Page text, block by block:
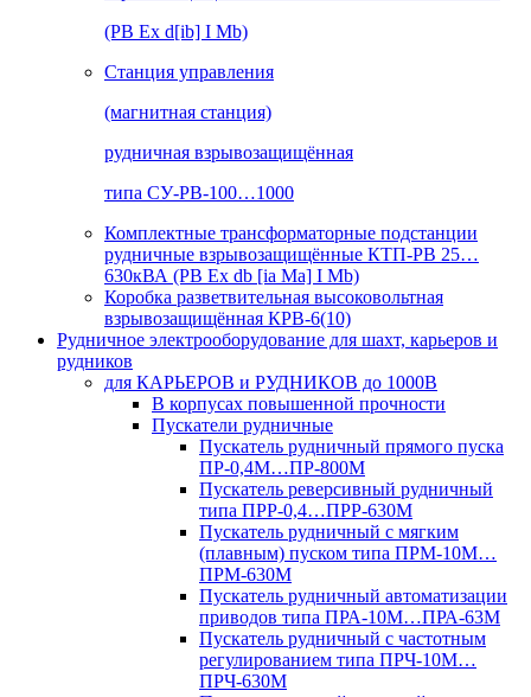
(РВ Ex d[ib] I Mb)
Станция управления
(магнитная станция)
рудничная взрывозащищённая
типа СУ-РВ-100…1000
Комплектные трансформаторные подстанции
рудничные взрывозащищённые КТП-РВ 25…
630кВА (РВ Ex db [ia Ma] I Mb)
Коробка разветвительная высоковольтная
взрывозащищённая КРВ-6(10)
Рудничное электрооборудование для шахт, карьеров и
рудников
для КАРЬЕРОВ и РУДНИКОВ до 1000В
В корпусах повышенной прочности
Пускатели рудничные
Пускатель рудничный прямого пуска
ПР-0,4М…ПР-800М
Пускатель реверсивный рудничный
типа ПРР-0,4…ПРР-630М
Пускатель рудничный с мягким
(плавным) пуском типа ПРМ-10М…
ПРМ-630М
Пускатель рудничный автоматизации
приводов типа ПРА-10М…ПРА-63М
Пускатель рудничный с частотным
регулированием типа ПРЧ-10М…
ПРЧ-630М